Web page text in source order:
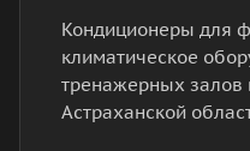
Кондиционеры для
климатическое
тренажерных залов
Астраханской